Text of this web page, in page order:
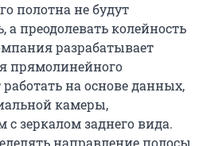
полотна не будут
а преодолевать колейность
разрабатывает
прямолинейного
на основе данных,
камеры,
с зеркалом заднего вида.
направление полосы